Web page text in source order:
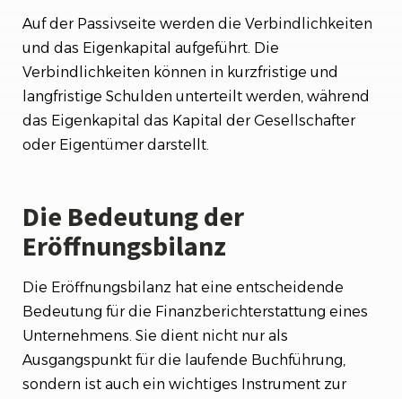
Auf der Passivseite werden die Verbindlichkeiten
und das Eigenkapital aufgeführt. Die
Verbindlichkeiten können in kurzfristige und
langfristige Schulden unterteilt werden, während
das Eigenkapital das Kapital der Gesellschafter
oder Eigentümer darstellt.
Die Bedeutung der
Eröffnungsbilanz
Die Eröffnungsbilanz hat eine entscheidende
Bedeutung für die Finanzberichterstattung eines
Unternehmens. Sie dient nicht nur als
Ausgangspunkt für die laufende Buchführung,
sondern ist auch ein wichtiges Instrument zur